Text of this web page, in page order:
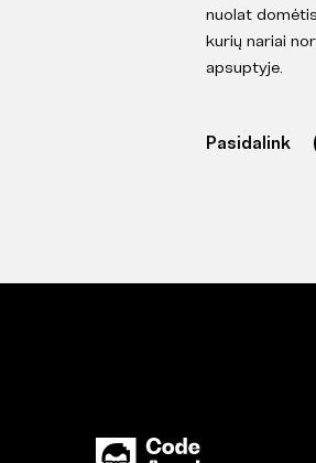
nuolat
kurių nariai
apsuptyje.
Pasidalink